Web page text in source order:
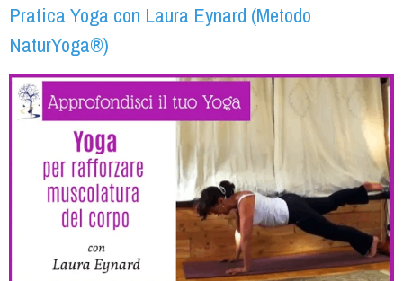
Pratica Yoga con Laura Eynard (Metodo
NaturYoga®)